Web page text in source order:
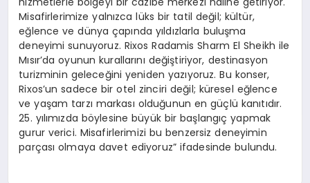
Misafirlerimize yalnızca lüks bir tatil değil; kültür,
eğlence ve dünya çapında yıldızlarla buluşma
deneyimi sunuyoruz. Rixos Radamis Sharm El Sheikh ile
Mısır’da oyunun kurallarını değiştiriyor, destinasyon
turizminin geleceğini yeniden yazıyoruz. Bu konser,
Rixos’un sadece bir otel zinciri değil; küresel eğlence
ve yaşam tarzı markası olduğunun en güçlü kanıtıdır.
25. yılımızda böylesine büyük bir başlangıç yapmak
gurur verici. Misafirlerimizi bu benzersiz deneyimin
parçası olmaya davet ediyoruz” ifadesinde bulundu.